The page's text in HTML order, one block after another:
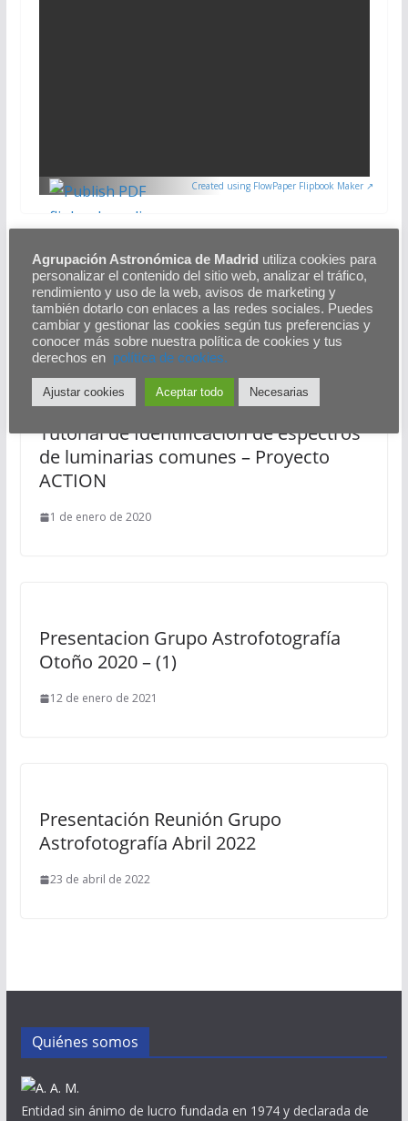
Created using FlowPaper Flipbook Maker ↗
De Granada al infinito y más allá
Presentación Fotografía Diurna de Planetas
También te puede gustar
Tutorial de Identificación de espectros
de luminarias comunes – Proyecto
ACTION
1 de enero de 2020
Presentacion Grupo Astrofotografía
Otoño 2020 – (1)
12 de enero de 2021
Presentación Reunión Grupo
Astrofotografía Abril 2022
23 de abril de 2022
Quiénes somos
Entidad sin ánimo de lucro fundada en 1974 y declarada de
Agrupación Astronómica de Madrid utiliza cookies para
personalizar el contenido del sitio web, analizar el tráfico,
rendimiento y uso de la web, avisos de marketing y
también dotarlo con enlaces a las redes sociales. Puedes
cambiar y gestionar las cookies según tus preferencias y
conocer más sobre nuestra política de cookies y tus
derechos en polítíca de cookies.
Ajustar cookies Aceptar todo Necesarias